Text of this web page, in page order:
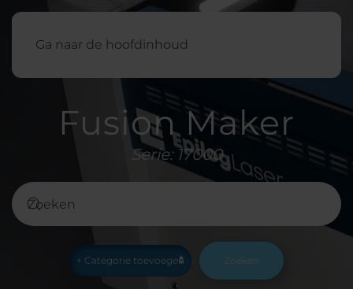
Ga naar de hoofdinhoud
Fusion Maker
Serie: 17000
Zoeken